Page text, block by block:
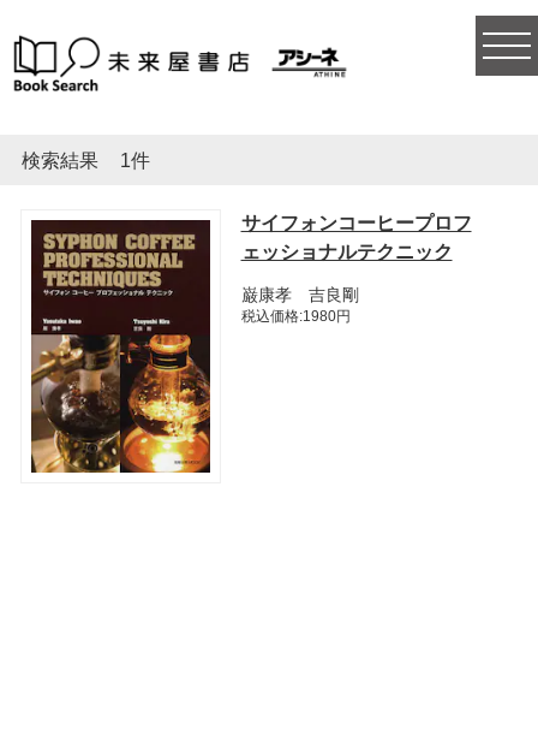
検索結果 1件
サイフォンコーヒープロフ
ェッショナルテクニック
巌康孝 吉良剛
税込価格:1980円